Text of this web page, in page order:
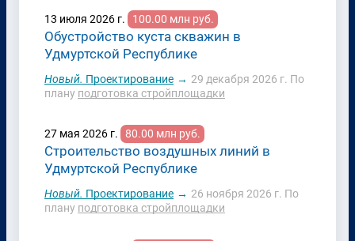
13 июля 2026 г. 100.00 млн руб.
Обустройство куста скважин в
Удмуртской Республике
Новый. Проектирование → 29 декабря 2026 г. По
плану подготовка стройплощадки
27 мая 2026 г. 80.00 млн руб.
Строительство воздушных линий в
Удмуртской Республике
Новый. Проектирование → 26 ноября 2026 г. По
плану подготовка стройплощадки